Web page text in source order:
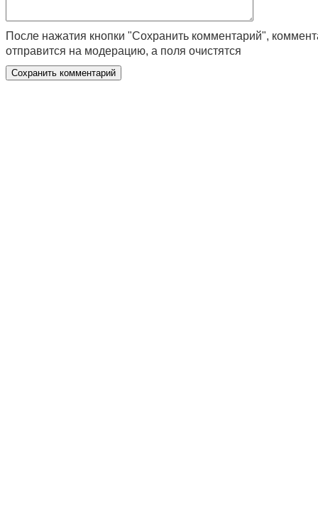
После нажатия кнопки "Сохранить комментарий",
отправится на модерацию, а поля очистятся